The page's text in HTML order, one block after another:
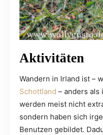
Aktivitäten
Wandern in Irland ist –
Schottland – anders als
werden meist nicht
sondern haben sich
Benutzen gebildet.